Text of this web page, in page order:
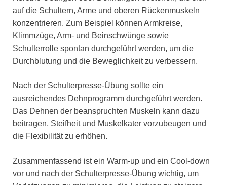
auf die Schultern, Arme und oberen Rückenmuskeln
konzentrieren. Zum Beispiel können Armkreise,
Klimmzüge, Arm- und Beinschwünge sowie
Schulterrolle spontan durchgeführt werden, um die
Durchblutung und die Beweglichkeit zu verbessern.
Nach der Schulterpresse-Übung sollte ein
ausreichendes Dehnprogramm durchgeführt werden.
Das Dehnen der beanspruchten Muskeln kann dazu
beitragen, Steifheit und Muskelkater vorzubeugen und
die Flexibilität zu erhöhen.
Zusammenfassend ist ein Warm-up und ein Cool-down
vor und nach der Schulterpresse-Übung wichtig, um